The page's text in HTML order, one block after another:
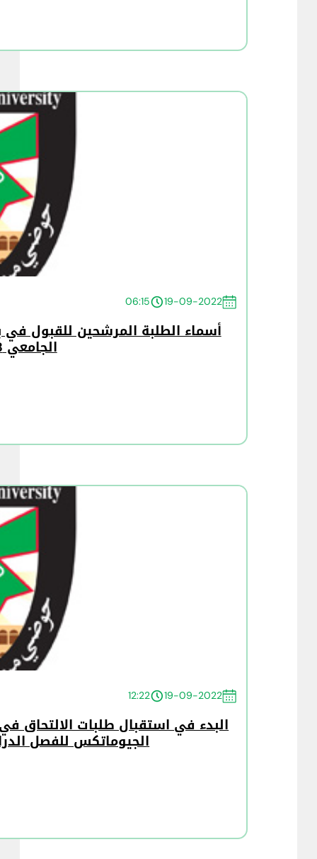
19-09-2022
06:15
أسماء الطلبة المرشحين للقبول في
الجامعي 2022/2023 الدفعة الثانية
19-09-2022
12:22
البدء في استقبال طلبات الالتحاق
الجيوماتكس للفصل